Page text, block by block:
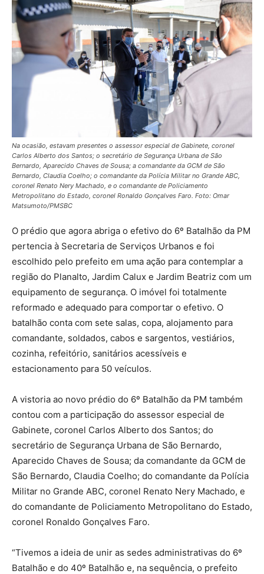
Na ocasião, estavam presentes o assessor especial de Gabinete, coronel
Carlos Alberto dos Santos; o secretário de Segurança Urbana de São
Bernardo, Aparecido Chaves de Sousa; a comandante da GCM de São
Bernardo, Claudia Coelho; o comandante da Polícia Militar no Grande ABC,
coronel Renato Nery Machado, e o comandante de Policiamento
Metropolitano do Estado, coronel Ronaldo Gonçalves Faro. Foto: Omar
Matsumoto/PMSBC
O prédio que agora abriga o efetivo do 6º Batalhão da PM
pertencia à Secretaria de Serviços Urbanos e foi
escolhido pelo prefeito em uma ação para contemplar a
região do Planalto, Jardim Calux e Jardim Beatriz com um
equipamento de segurança. O imóvel foi totalmente
reformado e adequado para comportar o efetivo. O
batalhão conta com sete salas, copa, alojamento para
comandante, soldados, cabos e sargentos, vestiários,
cozinha, refeitório, sanitários acessíveis e
estacionamento para 50 veículos.
A vistoria ao novo prédio do 6º Batalhão da PM também
contou com a participação do assessor especial de
Gabinete, coronel Carlos Alberto dos Santos; do
secretário de Segurança Urbana de São Bernardo,
Aparecido Chaves de Sousa; da comandante da GCM de
São Bernardo, Claudia Coelho; do comandante da Polícia
Militar no Grande ABC, coronel Renato Nery Machado, e
do comandante de Policiamento Metropolitano do Estado,
coronel Ronaldo Gonçalves Faro.
“Tivemos a ideia de unir as sedes administrativas do 6º
Batalhão e do 40º Batalhão e, na sequência, o prefeito